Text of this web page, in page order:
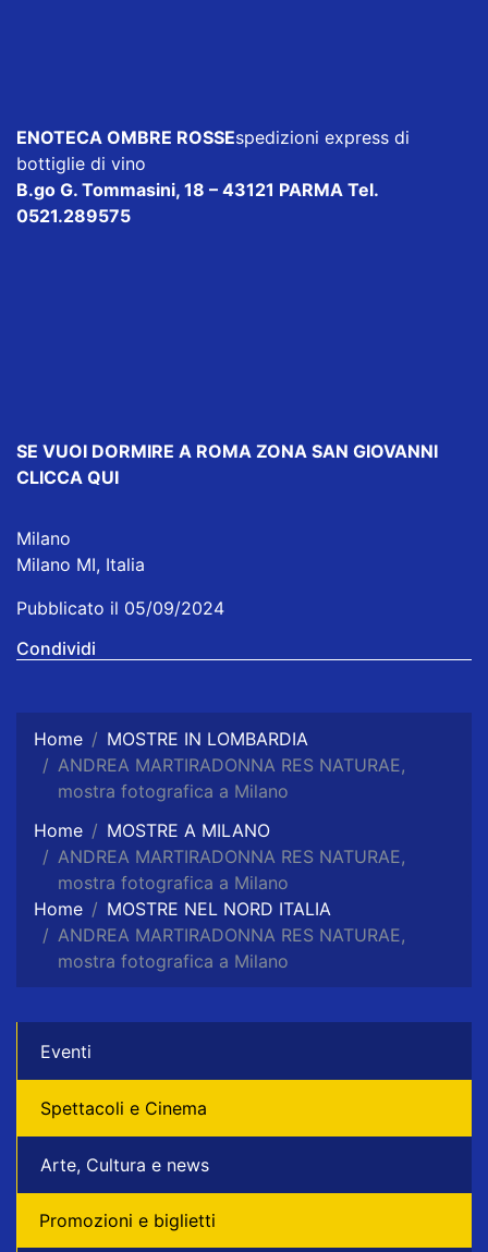
ENOTECA OMBRE ROSSEspedizioni express di
bottiglie di vino
B.go G. Tommasini, 18 – 43121 PARMA Tel.
0521.289575
SE VUOI DORMIRE A ROMA ZONA SAN GIOVANNI
CLICCA QUI
Milano
Milano MI, Italia
Pubblicato il 05/09/2024
Condividi
Home
MOSTRE IN LOMBARDIA
ANDREA MARTIRADONNA RES NATURAE,
mostra fotografica a Milano
Home
MOSTRE A MILANO
ANDREA MARTIRADONNA RES NATURAE,
mostra fotografica a Milano
Home
MOSTRE NEL NORD ITALIA
ANDREA MARTIRADONNA RES NATURAE,
mostra fotografica a Milano
Eventi
Spettacoli e Cinema
Arte, Cultura e news
Promozioni e biglietti